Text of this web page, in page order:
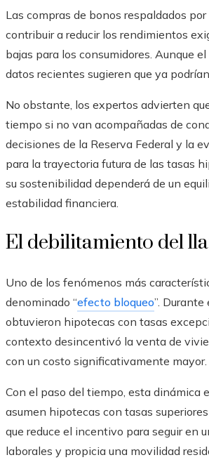
Las compras de bonos respaldados
contribuir a reducir los rendimientos
bajas para los consumidores. Aunque
datos recientes sugieren que ya
No obstante, los expertos advierten
tiempo si no van acompañadas de
decisiones de la Reserva Federal y la
para la trayectoria futura de las tasas
su sostenibilidad dependerá de un
estabilidad financiera.
El debilitamiento del
Uno de los fenómenos más
denominado “efecto bloqueo”.
obtuvieron hipotecas con tasas
contexto desincentivó la venta de
con un costo significativamente mayor.
Con el paso del tiempo, esta dinámica
asumen hipotecas con tasas
que reduce el incentivo para seguir en
laborales y propicia una movilidad